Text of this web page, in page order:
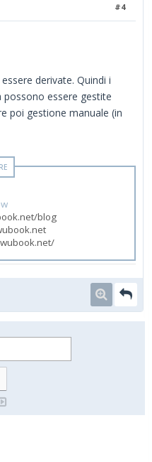
#4
derivate. Quindi i
possono essere gestite
poi gestione manuale (in
blog